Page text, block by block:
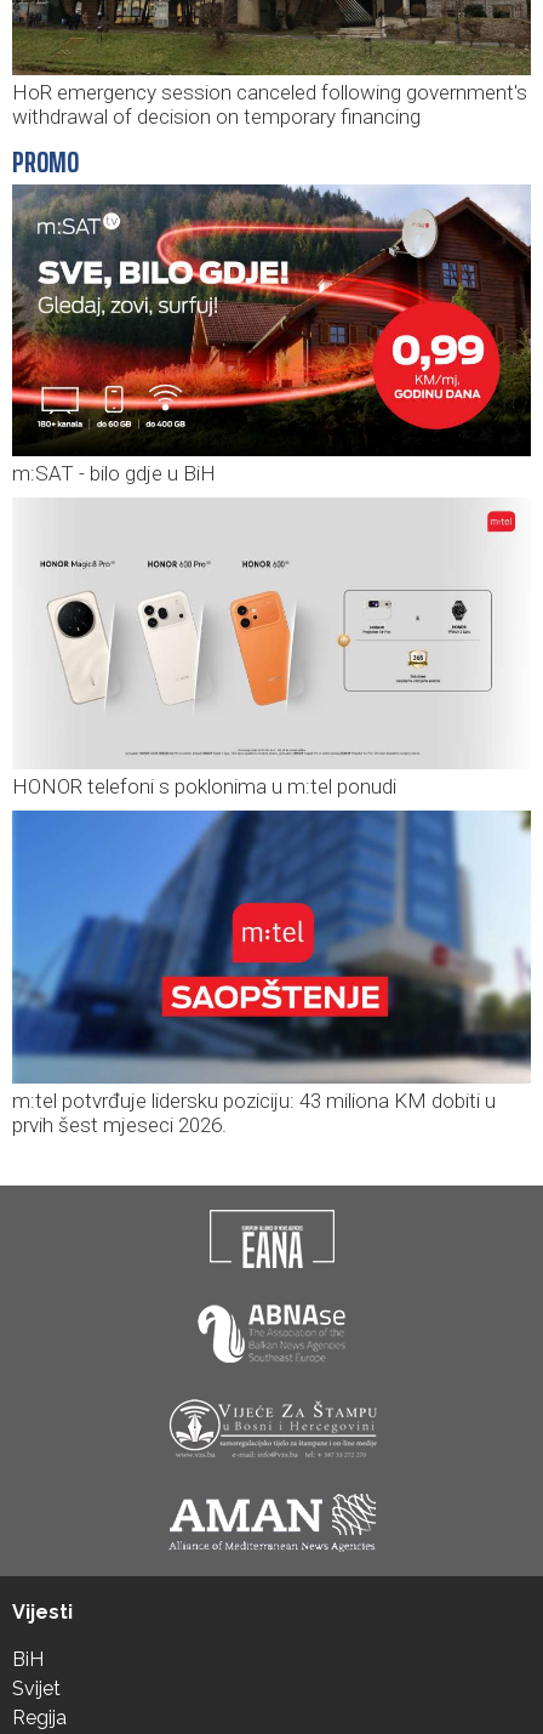
HoR emergency session canceled following government's
withdrawal of decision on temporary financing
PROMO
m:SAT - bilo gdje u BiH
HONOR telefoni s poklonima u m:tel ponudi
m:tel potvrđuje lidersku poziciju: 43 miliona KM dobiti u
prvih šest mjeseci 2026.
Vijesti
BiH
Svijet
Regija